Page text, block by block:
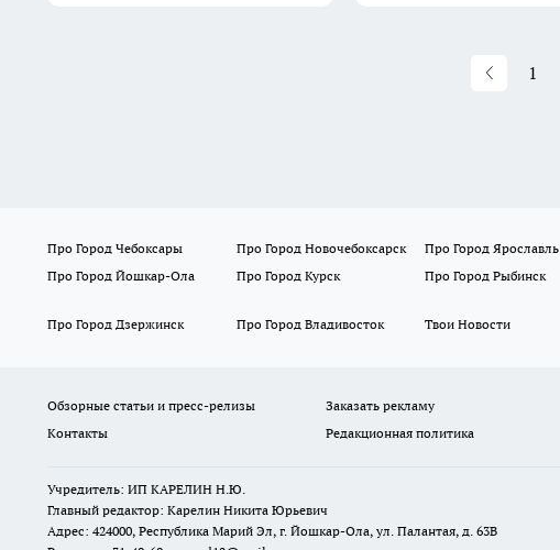
1
Про Город Чебоксары Про Город Новочебоксарск Про Город Ярославль
Про Город Йошкар-Ола
Про Город Курск Про Город Рыбинск
Про Город Дзержинск
Про Город Владивосток Твои Новости
Обзорные статьи и пресс-релизы Заказать рекламу
Контакты
Редакционная политика
Учредитель: ИП КАРЕЛИН Н.Ю.
Главный редактор: Карелин Никита Юрьевич
Адрес: 424000, Республика Марий Эл, г. Йошкар-Ола, ул. Палантая, д. 63В